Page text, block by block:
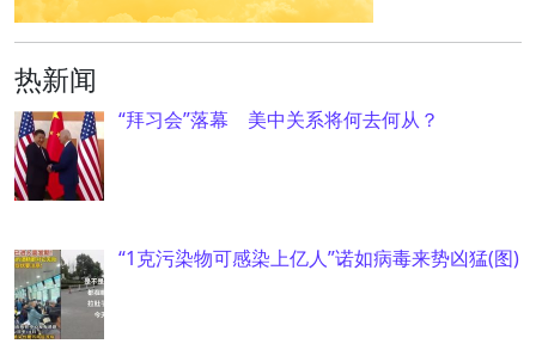
热新闻
“拜习会”落幕 美中关系将何去何从？
“1克污染物可感染上亿人”诺如病毒来势凶猛(图)